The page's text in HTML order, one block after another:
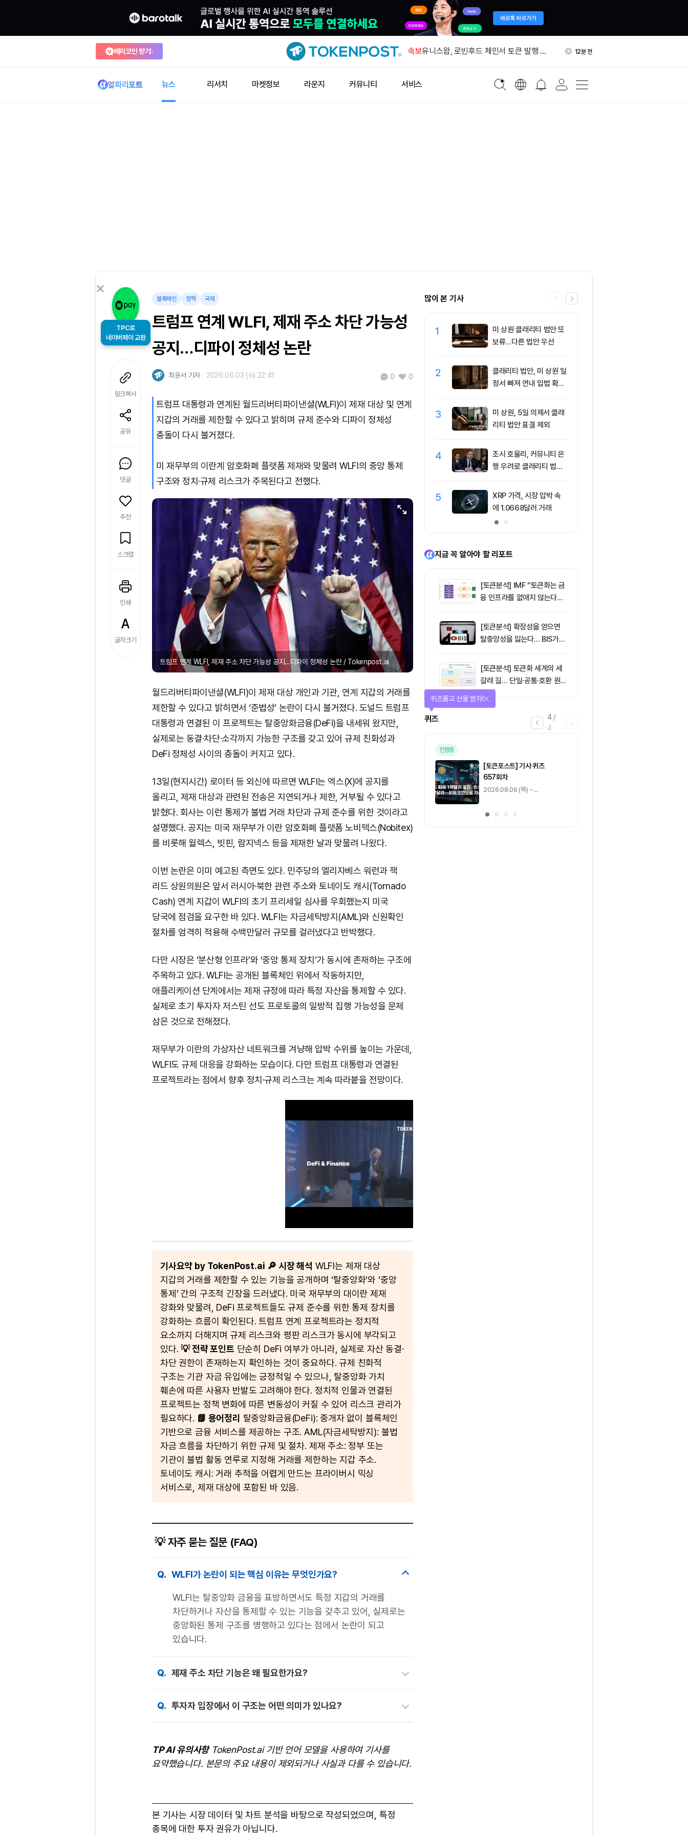
베리코인 받기 속보
1억6800만 USDC, 에이브서 익명 고래
유니스왑, 로빈후드 체인서 토큰 발행 플
12분 전
알파리포트 뉴스 리서치 마켓정보 라운지 커뮤니티 서비스
TPC로
네이버페이 교환
링크복사
공유
댓글
추천
스크랩
인쇄
글자크기
블록체인 정책 국제
트럼프 연계 WLFI, 제재 주소 차단 가능성
공지…디파이 정체성 논란
최윤서 기자 2026.06.03 (수) 22:41 0 0
트럼프 대통령과 연계된 월드리버티파이낸셜(WLFI)이 제재 대상 및 연계
지갑의 거래를 제한할 수 있다고 밝히며 규제 준수와 디파이 정체성
충돌이 다시 불거졌다.
미 재무부의 이란계 암호화폐 플랫폼 제재와 맞물려 WLFI의 중앙 통제
구조와 정치·규제 리스크가 주목된다고 전했다.
트럼프 연계 WLFI, 제재 주소 차단 가능성 공지…디파이 정체성 논란 / Tokenpost.ai
월드리버티파이낸셜(WLFI)이 제재 대상 개인과 기관, 연계 지갑의 거래를
제한할 수 있다고 밝히면서 ‘준법성’ 논란이 다시 불거졌다. 도널드 트럼프
대통령과 연결된 이 프로젝트는 탈중앙화금융(DeFi)을 내세워 왔지만,
실제로는 동결·차단·소각까지 가능한 구조를 갖고 있어 규제 친화성과
DeFi 정체성 사이의 충돌이 커지고 있다.
13일(현지시간) 로이터 등 외신에 따르면 WLFI는 엑스(X)에 공지를
올리고, 제재 대상과 관련된 전송은 지연되거나 제한, 거부될 수 있다고
밝혔다. 회사는 이런 통제가 불법 거래 차단과 규제 준수를 위한 것이라고
설명했다. 공지는 미국 재무부가 이란 암호화폐 플랫폼 노비텍스(Nobitex)
를 비롯해 월렉스, 빗핀, 람지넥스 등을 제재한 날과 맞물려 나왔다.
이번 논란은 이미 예고된 측면도 있다. 민주당의 엘리자베스 워런과 잭
리드 상원의원은 앞서 러시아·북한 관련 주소와 토네이도 캐시(Tornado
Cash) 연계 지갑이 WLFI의 초기 프리세일 심사를 우회했는지 미국
당국에 점검을 요구한 바 있다. WLFI는 자금세탁방지(AML)와 신원확인
절차를 엄격히 적용해 수백만달러 규모를 걸러냈다고 반박했다.
다만 시장은 ‘분산형 인프라’와 ‘중앙 통제 장치’가 동시에 존재하는 구조에
주목하고 있다. WLFI는 공개된 블록체인 위에서 작동하지만,
애플리케이션 단계에서는 제재 규정에 따라 특정 자산을 통제할 수 있다.
실제로 초기 투자자 저스틴 선도 프로토콜의 일방적 집행 가능성을 문제
삼은 것으로 전해졌다.
재무부가 이란의 가상자산 네트워크를 겨냥해 압박 수위를 높이는 가운데,
WLFI도 규제 대응을 강화하는 모습이다. 다만 트럼프 대통령과 연결된
프로젝트라는 점에서 향후 정치·규제 리스크는 계속 따라붙을 전망이다.
기사요약 by TokenPost.ai 🔎 시장 해석 WLFI는 제재 대상
지갑의 거래를 제한할 수 있는 기능을 공개하며 ‘탈중앙화’와 ‘중앙
통제’ 간의 구조적 긴장을 드러냈다. 미국 재무부의 대이란 제재
강화와 맞물려, DeFi 프로젝트들도 규제 준수를 위한 통제 장치를
강화하는 흐름이 확인된다. 트럼프 연계 프로젝트라는 정치적
요소까지 더해지며 규제 리스크와 평판 리스크가 동시에 부각되고
있다.💡 전략 포인트 단순히 DeFi 여부가 아니라, 실제로 자산 동결·
차단 권한이 존재하는지 확인하는 것이 중요하다. 규제 친화적
구조는 기관 자금 유입에는 긍정적일 수 있으나, 탈중앙화 가치
훼손에 따른 사용자 반발도 고려해야 한다. 정치적 인물과 연결된
프로젝트는 정책 변화에 따른 변동성이 커질 수 있어 리스크 관리가
필요하다. 📘 용어정리 탈중앙화금융(DeFi): 중개자 없이 블록체인
기반으로 금융 서비스를 제공하는 구조. AML(자금세탁방지): 불법
자금 흐름을 차단하기 위한 규제 및 절차. 제재 주소: 정부 또는
기관이 불법 활동 연루로 지정해 거래를 제한하는 지갑 주소.
토네이도 캐시: 거래 추적을 어렵게 만드는 프라이버시 믹싱
서비스로, 제재 대상에 포함된 바 있음.
💡 자주 묻는 질문 (FAQ)
Q. WLFI가 논란이 되는 핵심 이유는 무엇인가요?
WLFI는 탈중앙화 금융을 표방하면서도 특정 지갑의 거래를
차단하거나 자산을 통제할 수 있는 기능을 갖추고 있어, 실제로는
중앙화된 통제 구조를 병행하고 있다는 점에서 논란이 되고
있습니다.
Q. 제재 주소 차단 기능은 왜 필요한가요?
Q. 투자자 입장에서 이 구조는 어떤 의미가 있나요?
TP AI 유의사항TokenPost.ai 기반 언어 모델을 사용하여 기사를
요약했습니다. 본문의 주요 내용이 제외되거나 사실과 다를 수 있습니다.
본 기사는 시장 데이터 및 차트 분석을 바탕으로 작성되었으며, 특정
종목에 대한 투자 권유가 아닙니다.
많이 본 기사
1
미 상원 클래리티 법안 또
보류…다른 법안 우선
2
클래리티 법안, 미 상원 일
정서 빠져 연내 입법 확률
3
미 상원, 5일 의제서 클래
리티 법안 표결 제외
4
조시 호울리, 커뮤니티 은
행 우려로 클래리티 법안
5
XRP 가격, 시장 압박 속
에 1.0668달러 거래
지금 꼭 알아야 할 리포트
[토큰분석] IMF “토큰화는 금
융 인프라를 없애지 않는다…
뿐”
[토큰분석] 확장성을 얻으면
탈중앙성을 잃는다… BIS가
학’
[토큰분석] 토큰화 세계의 세
갈래 길… 단일·공통·호환 원장
이 가르는 ‘원자적 결제’의 운
4 /
4
퀴즈
퀴즈풀고 선물 받자!
진행중
[토큰포스트] 기사 퀴즈
657회차
2026.08.06 (목) ~